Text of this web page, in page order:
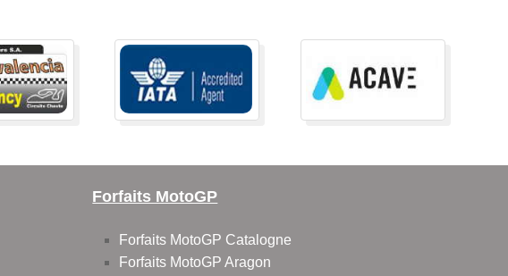
Forfaits MotoGP
Forfaits MotoGP Catalogne
Forfaits MotoGP Aragon